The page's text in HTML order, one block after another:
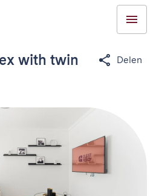
with twin
Delen